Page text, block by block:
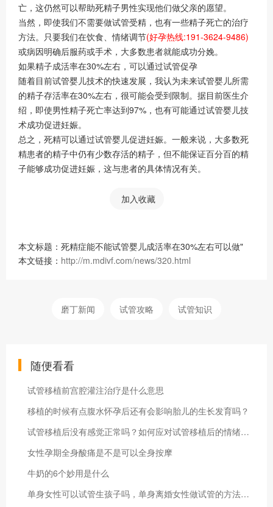
亡，这仍然可以帮助死精子男性实现他们做父亲的愿望。
当然，即使我们不需要做试管受精，也有一些精子死亡的治疗
方法。只要我们在饮食、情绪调节(好孕热线:191-3624-9486)
或病因明确后服药或手术，大多数患者就能成功分娩。
如果精子成活率在30%左右，可以通过试管促孕
随着目前试管婴儿技术的快速发展，我认为未来试管婴儿所需
的精子存活率在30%左右，很可能会受到限制。据目前医生介
绍，即使男性精子死亡率达到97%，也有可能通过试管婴儿技
术成功促进妊娠。
总之，死精可以通过试管婴儿促进妊娠。一般来说，大多数死
精患者的精子中仍有少数存活的精子，但不能保证百分百的精
子能够成功促进妊娠，这与患者的具体情况有关。
加入收藏
本文标题：死精症能不能试管婴儿成活率在30%左右可以做"
本文链接： http://m.mdivf.com/news/320.html
磨丁新闻 试管攻略 试管知识
随便看看
试管移植前宫腔灌注治疗是什么意思
移植的时候有点腹水怀孕后还有会影响胎儿的生长发育吗？
试管移植后没有感觉正常吗？如何应对试管移植后的情绪波动？
女性孕期全身酸痛是不是可以全身按摩
牛奶的6个妙用是什么
单身女性可以试管生孩子吗，单身离婚女性做试管的方法流程